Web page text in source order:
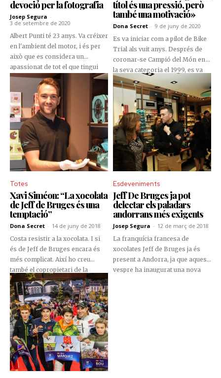
devoció per la fotografia
Josep Segura -
3 de setembre de 2020
Albert Punti té 23 anys. Va créixer
en l'ambient del motor, i és per
això que es considera un
apassionat de tot el que tingui
rodes i motor. Es va graduar en
Informàtica, però combina la
seva professió amb una altra de
les seves passions, la fotografia
i el disseny. Participa activament
encarregant-se de la
comunicació de la Federació
Motociclista d’Andorra, i somia
amb cobrir una cursa o un
mundial de Moto GP amb la seva
càmera de fotos.
títol és una pressió, però
també una motivació»
Dona Secret - 9 de juny de 2020
Es va iniciar com a pilot de Bike
Trial als vuit anys. Després de
coronar-se Campió del Món en
la seva categoria el 1999, es va
llançar al trial en motos. Avui dia
té 27 títols mundials, una
autèntica bestialitat; tretze a
l'exterior (outdoor) i catorze
d'interior (indoor). Des de
començaments del mes de maig
ha retornat als seus
entrenaments en Naturlandia,
després de gairebé dos mesos
de confinament.
Totes
Xavi Siméon: “La xocolata
de Jeff de Bruges és una
temptació”
Dona Secret - 14 de juny de 2018
Costa resistir a la xocolata. I si
és de Jeff de Bruges encara és
més complicat. Així ho creu
també el copropietari de la
franquícia andorrana, el campió
belga de Moto GP Xavi Siméon,
que es mostra satisfet pels dos
primers mesos de la botiga a
Andorra.
Esdeveniments
Jeff De Bruges ja pot
delectar els paladars
andorrans més exigents
Josep Segura - 12 de març de 2018
La franquícia francesa de
xocolates Jeff de Bruges ja és
present a Andorra, ja que aquest
vespre ha inaugurat una nova